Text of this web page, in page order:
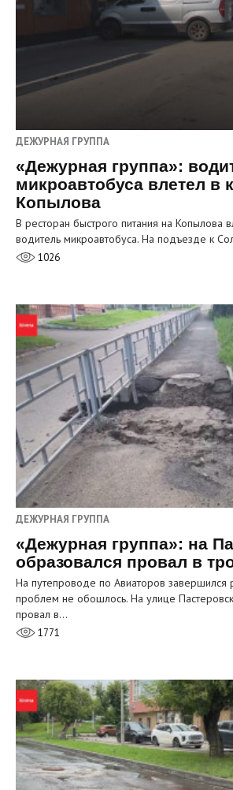
ДЕЖУРНАЯ ГРУППА
«Дежурная группа»:
микроавтобуса влетел в
Копылова
В ресторан быстрого питания на Копылова
водитель микроавтобуса. На подъезде к
1026
ДЕЖУРНАЯ ГРУППА
«Дежурная группа»: на
образовался провал в
На путепроводе по Авиаторов завершился
проблем не обошлось. На улице
провал в…
1771